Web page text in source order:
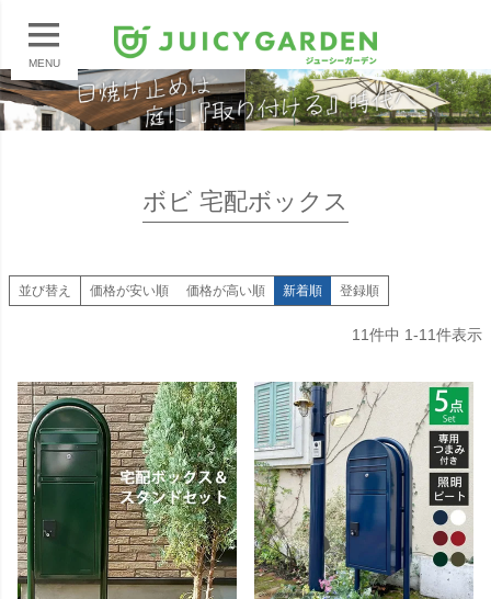
MENU
ボビ 宅配ボックス
並び替え 価格が安い順 価格が高い順 新着順 登録順
11件中 1-11件表示